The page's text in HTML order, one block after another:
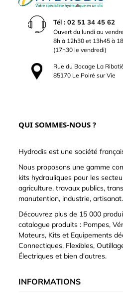
Tél : 02 51 34 45 62
Ouvert du lundi au
8h à 12h30 et 13h45 à
(17h30 le vendredi)
Rue du Bocage La
85170 Le Poiré sur Vie
QUI SOMMES-NOUS ?
Hydrodis est une société
Nous proposons une gamme
kits hydrauliques pour les
agriculture, travaux publics,
manutention, industrie,
Découvrez plus de 15 000
catalogue produits : Pompes,
Moteurs, Kits et Equipements
Connectiques, Flexibles,
Électriques et bien d'autres.
INFORMATIONS